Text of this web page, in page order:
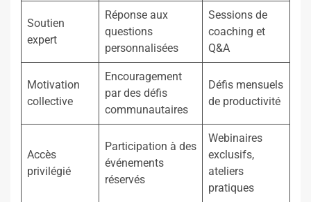
Soutien
expert
Réponse aux
questions
personnalisées
Sessions de
coaching et
Q&A
Motivation
collective
Encouragement
par des défis
communautaires
Défis mensuels
de productivité
Accès
privilégié
Participation à des
événements
réservés
Webinaires
exclusifs,
ateliers
pratiques